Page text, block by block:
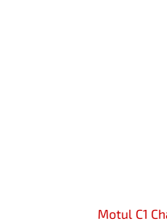
Motul C1